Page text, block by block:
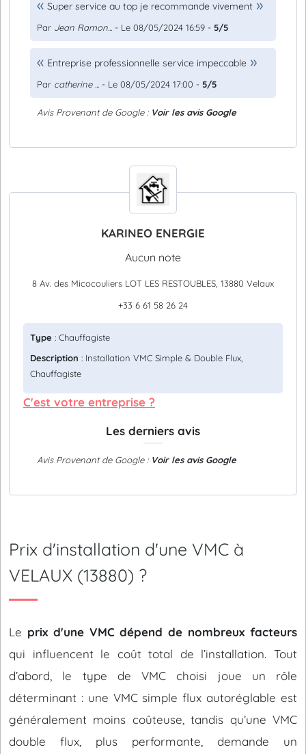
Super service au top je recommande vivement
Par Jean Ramon... - Le 08/05/2024 16:59 - 5/5
Entreprise professionnelle service impeccable
Par catherine ... - Le 08/05/2024 17:00 - 5/5
Avis Provenant de Google : Voir les avis Google
KARINEO ENERGIE
Aucun note
8 Av. des Micocouliers LOT LES RESTOUBLES, 13880 Velaux
+33 6 61 58 26 24
Type : Chauffagiste
Description : Installation VMC Simple & Double Flux,
Chauffagiste
C'est votre entreprise ?
Les derniers avis
Avis Provenant de Google : Voir les avis Google
Prix d'installation d'une VMC à
VELAUX (13880) ?
Le prix d'une VMC dépend de nombreux facteurs
qui influencent le coût total de l’installation. Tout
d’abord, le type de VMC choisi joue un rôle
déterminant : une VMC simple flux autoréglable est
généralement moins coûteuse, tandis qu’une VMC
double flux, plus performante, demande un